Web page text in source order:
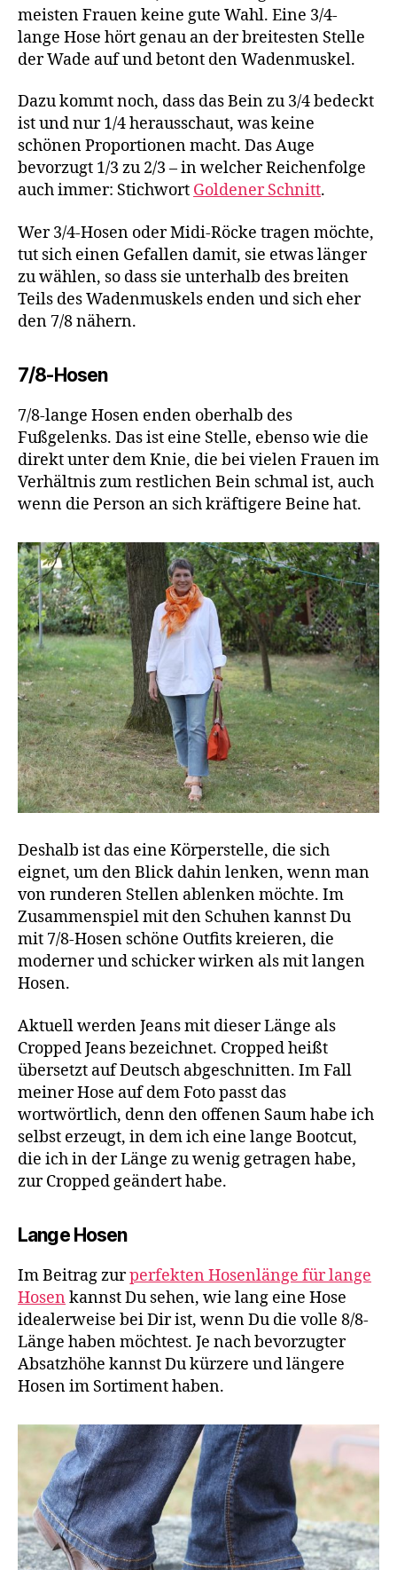
meisten Frauen keine gute Wahl. Eine 3/4-
lange Hose hört genau an der breitesten Stelle
der Wade auf und betont den Wadenmuskel.
Dazu kommt noch, dass das Bein zu 3/4 bedeckt
ist und nur 1/4 herausschaut, was keine
schönen Proportionen macht. Das Auge
bevorzugt 1/3 zu 2/3 – in welcher Reichenfolge
auch immer: Stichwort Goldener Schnitt.
Wer 3/4-Hosen oder Midi-Röcke tragen möchte,
tut sich einen Gefallen damit, sie etwas länger
zu wählen, so dass sie unterhalb des breiten
Teils des Wadenmuskels enden und sich eher
den 7/8 nähern.
7/8-Hosen
7/8-lange Hosen enden oberhalb des
Fußgelenks. Das ist eine Stelle, ebenso wie die
direkt unter dem Knie, die bei vielen Frauen im
Verhältnis zum restlichen Bein schmal ist, auch
wenn die Person an sich kräftigere Beine hat.
Deshalb ist das eine Körperstelle, die sich
eignet, um den Blick dahin lenken, wenn man
von runderen Stellen ablenken möchte. Im
Zusammenspiel mit den Schuhen kannst Du
mit 7/8-Hosen schöne Outfits kreieren, die
moderner und schicker wirken als mit langen
Hosen.
Aktuell werden Jeans mit dieser Länge als
Cropped Jeans bezeichnet. Cropped heißt
übersetzt auf Deutsch abgeschnitten. Im Fall
meiner Hose auf dem Foto passt das
wortwörtlich, denn den offenen Saum habe ich
selbst erzeugt, in dem ich eine lange Bootcut,
die ich in der Länge zu wenig getragen habe,
zur Cropped geändert habe.
Lange Hosen
Im Beitrag zurperfekten Hosenlänge für lange
Hosen kannst Du sehen, wie lang eine Hose
idealerweise bei Dir ist, wenn Du die volle 8/8-
Länge haben möchtest. Je nach bevorzugter
Absatzhöhe kannst Du kürzere und längere
Hosen im Sortiment haben.